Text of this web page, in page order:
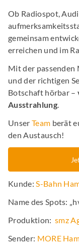
Ob Radiospot,
gemeinsam
erreichen und im
Mit der passenden
und der richtigen
Botschaft hörbar –
Ausstrahlung.
Unser Team berät
den Austausch!
Kunde:S-Bahn
Name des Spots:
Produktion:smz
Sender: MORE